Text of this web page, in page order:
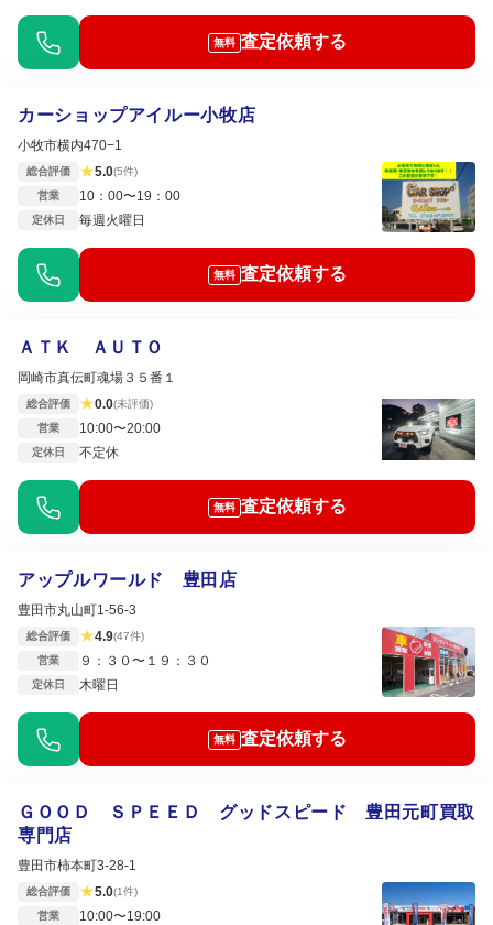
無料 査定依頼する
カーショップアイルー小牧店
小牧市横内470−1
総合評価 ★5.0(5件)
営業
10：00〜19：00
定休日 毎週火曜日
無料 査定依頼する
ＡＴＫ ＡＵＴＯ
岡崎市真伝町魂場３５番１
総合評価 ★0.0(未評価)
営業
10:00〜20:00
定休日 不定休
無料 査定依頼する
アップルワールド 豊田店
豊田市丸山町1-56-3
総合評価 ★4.9(47件)
営業
９：３０〜１９：３０
定休日 木曜日
無料 査定依頼する
ＧＯＯＤ ＳＰＥＥＤ グッドスピード 豊田元町買取
専門店
豊田市柿本町3-28-1
総合評価 ★5.0(1件)
営業
10:00〜19:00